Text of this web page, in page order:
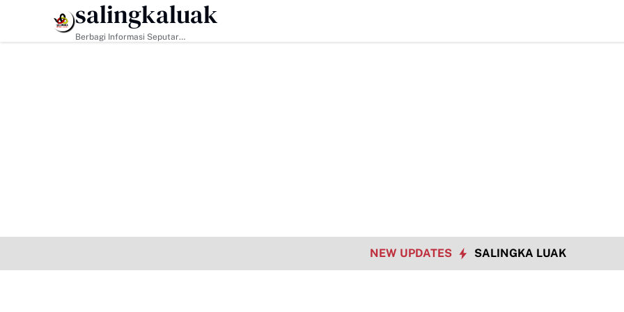
HEADLINE
salingkaluak
Berbagi Informasi Seputar
NEW UPDATES SALINGKA LUAK